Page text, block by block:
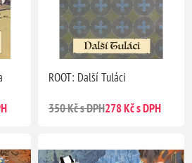
ROOT: Další Tuláci
350 Kč s DPH278 Kč s DPH